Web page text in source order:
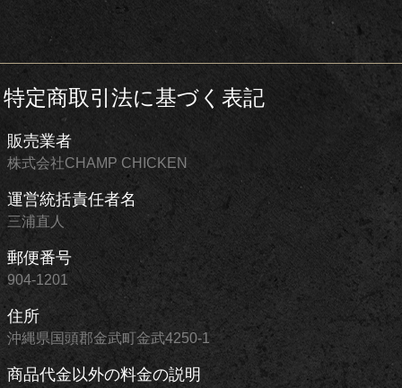
特定商取引法に基づく表記
販売業者
株式会社CHAMP CHICKEN
運営統括責任者名
三浦直人
郵便番号
904-1201
住所
沖縄県国頭郡金武町金武4250-1
商品代金以外の料金の説明